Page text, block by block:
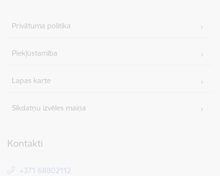
Privātuma politika
Piekļūstamība
Lapas karte
Sīkdatņu izvēles maiņa
Kontakti
+371 68802112